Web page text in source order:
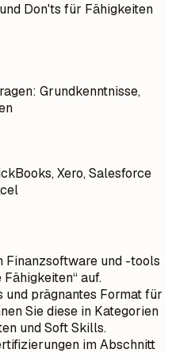
Don'ts für Fähigkeiten
Grundkenntnisse,
Xero, Salesforce
Finanzsoftware und -tools
auf.
und prägnantes Format für
Sie diese in Kategorien
und Soft Skills.
im Abschnitt